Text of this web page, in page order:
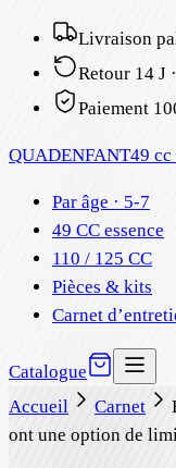
Livraison
Retour 14 J
Paiement
QUADENFANT49 cc
Par âge · 5-7
49 CC essence
110 / 125 CC
Pièces & kits
Carnet
Catalogue
Accueil
Carnet
ont une option de